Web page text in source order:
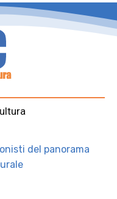
del panorama